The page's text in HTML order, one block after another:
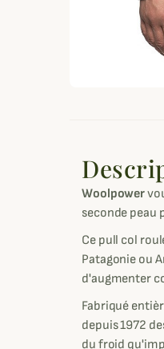
Woolpower
seconde peau
Ce pull col
Patagonie ou
d'augmenter
Fabriqué
depuis 1972
du froid